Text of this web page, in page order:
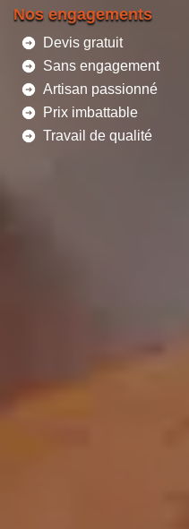
Nos engagements
Devis gratuit
Sans engagement
Artisan passionné
Prix imbattable
Travail de qualité